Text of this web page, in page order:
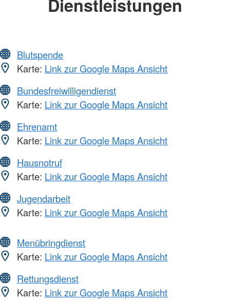
Blutspende
Karte: Link zur Google Maps Ansicht
Bundesfreiwilligendienst
Karte: Link zur Google Maps Ansicht
Ehrenamt
Karte: Link zur Google Maps Ansicht
Hausnotruf
Karte: Link zur Google Maps Ansicht
Jugendarbeit
Karte: Link zur Google Maps Ansicht
Menübringdienst
Karte: Link zur Google Maps Ansicht
Rettungsdienst
Karte: Link zur Google Maps Ansicht